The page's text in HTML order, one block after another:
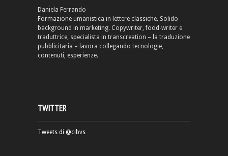
Daniela Ferrando
Formazione umanistica in lettere classiche. Solido
background in marketing. Copywriter, food-writer e
traduttrice, specialista in transcreation – la traduzione
pubblicitaria – lavora collegando tecnologie,
contenuti, esperienze.
TWITTER
Tweets di @cibvs